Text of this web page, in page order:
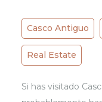
Casco Antiguo
Real Estate
Si has visitado